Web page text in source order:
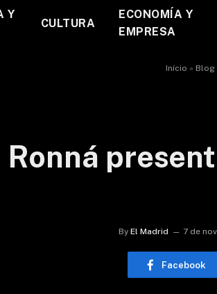
Y
CULTURA
ECONOMÍA Y
EMPRESA
Início » Blog
Ronná
By El Madrid 7 de
Facebook